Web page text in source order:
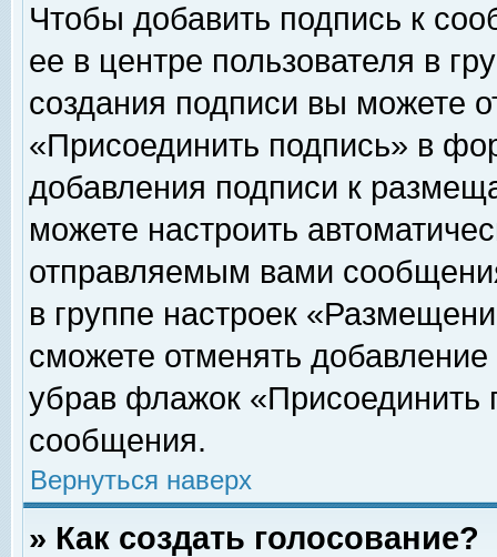
Чтобы добавить подпись к
ее в центре пользователя в
создания подписи вы можете
«Присоединить подпись» в
добавления подписи к
можете настроить
отправляемым вами
в группе настроек
сможете отменять
убрав флажок «Присоединить
сообщения.
Вернуться наверх
» Как создать голосование?